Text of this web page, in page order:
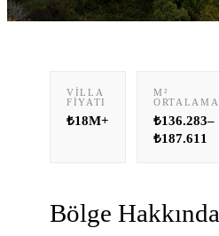
VILLA
FIYATI
₺18M+
M²
ORTALAMA
₺136.283–
₺187.611
Bölge Hakkında